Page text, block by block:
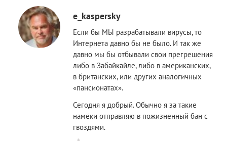
e_kaspersky
Если бы МЫ разрабатывали вирусы, то
Интернета давно бы не было. И так же
давно мы бы отбывали свои прегрешения
либо в Забайкайле, либо в американских,
в британских, или других аналогичных
«пансионатах».
Сегодня я добрый. Обычно я за такие
намёки отправляю в пожизненный бан с
гвоздями.